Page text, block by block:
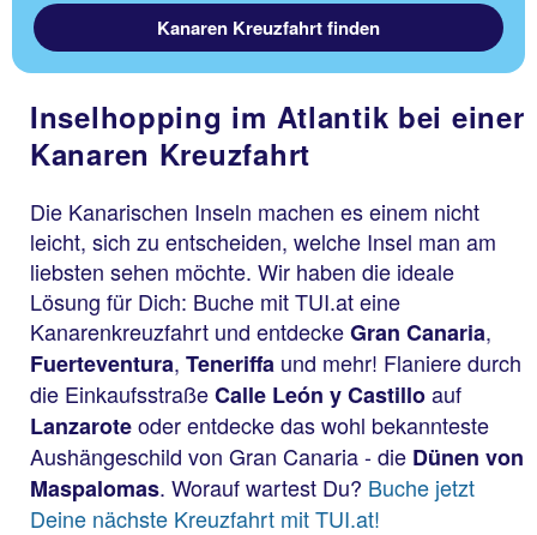
Kanaren Kreuzfahrt finden
Inselhopping im Atlantik bei einer
Kanaren Kreuzfahrt
Die Kanarischen Inseln machen es einem nicht
leicht, sich zu entscheiden, welche Insel man am
liebsten sehen möchte. Wir haben die ideale
Lösung für Dich: Buche mit TUI.at eine
Kanarenkreuzfahrt und entdeckeGran Canaria,
Fuerteventura, Teneriffa und mehr! Flaniere durch
die EinkaufsstraßeCalle León y Castilloauf
Lanzaroteoder entdecke das wohl bekannteste
Aushängeschild von Gran Canaria - die Dünen von
Maspalomas. Worauf wartest Du? Buche jetzt
Deine nächste Kreuzfahrt mit TUI.at!